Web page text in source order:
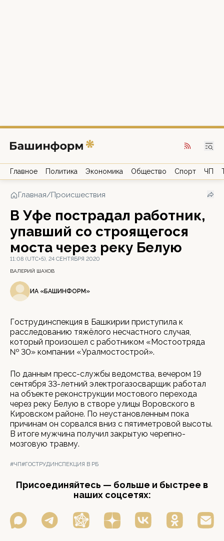
Главное Политика Экономика Общество Спорт ЧП
Главная/Происшествия
В Уфе пострадал работник,
упавший со строящегося
моста через реку Белую
11:08 (UTC+5), 24 СЕНТЯБРЯ 2020
ВАЛЕРИЙ ШАХОВ
ИА «БАШИНФОРМ»
Гострудинспекция в Башкирии приступила к
расследованию тяжёлого несчастного случая,
который произошел с работником «Мостоотряда
№ 30» компании «Уралмостострой».
По данным пресс-службы ведомства, вечером 19
сентября 33-летний электрогазосварщик работал
на объекте реконструкции мостового перехода
через реку Белую в створе улицы Воровского в
Кировском районе. По неустановленным пока
причинам он сорвался вниз с пятиметровой высоты.
В итоге мужчина получил закрытую черепно-
мозговую травму.
#ЧП#ГОСТРУДИНСПЕКЦИЯ В РБ
Присоединяйтесь — больше и быстрее в
наших соцсетях: